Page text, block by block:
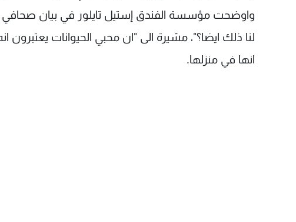
واوضحت مؤسسة الفندق إستيل تايلور في بيان صحافي
لنا ذلك ايضا؟"، مشيرة الى "ان محبي الحيوانات يعتبرون
انها في منزلها.